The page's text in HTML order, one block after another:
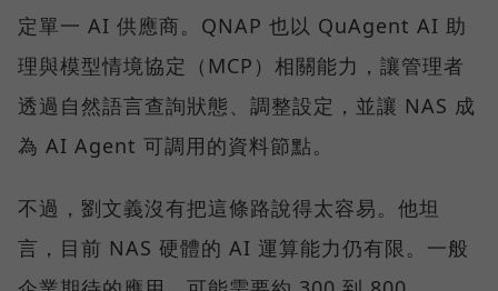
定單一 AI 供應商。QNAP 也以 QuAgent AI 助
理與模型情境協定（MCP）相關能力，讓管理者
透過自然語言查詢狀態、調整設定，並讓 NAS 成
為 AI Agent 可調用的資料節點。
不過，劉文義沒有把這條路說得太容易。他坦
言，目前 NAS 硬體的 AI 運算能力仍有限。一般